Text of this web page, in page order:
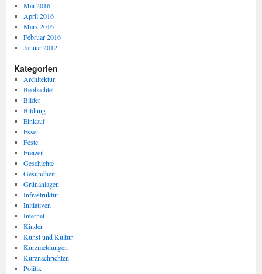
Mai 2016
April 2016
März 2016
Februar 2016
Januar 2012
Kategorien
Architektur
Beobachtet
Bilder
Bildung
Einkauf
Essen
Feste
Freizeit
Geschichte
Gesundheit
Grünanlagen
Infrastruktur
Initiativen
Internet
Kinder
Kunst und Kultur
Kurzmeldungen
Kurznachrichten
Politik